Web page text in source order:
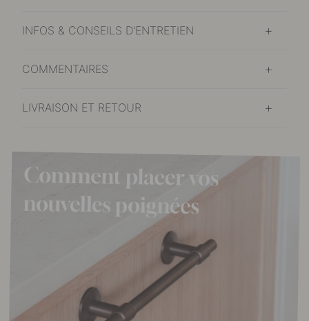
INFOS & CONSEILS D'ENTRETIEN
COMMENTAIRES
LIVRAISON ET RETOUR